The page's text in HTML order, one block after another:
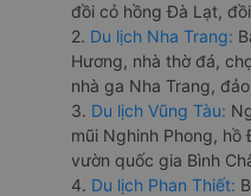
đồi cỏ hồng Đà Lạt,
2. Du lịch Nha Trang:
Hương, nhà thờ đá,
nhà ga Nha Trang,
3. Du lịch Vũng Tàu:
mũi Nghinh Phong, hồ
vườn quốc gia Bình
4. Du lịch Phan Thiết: